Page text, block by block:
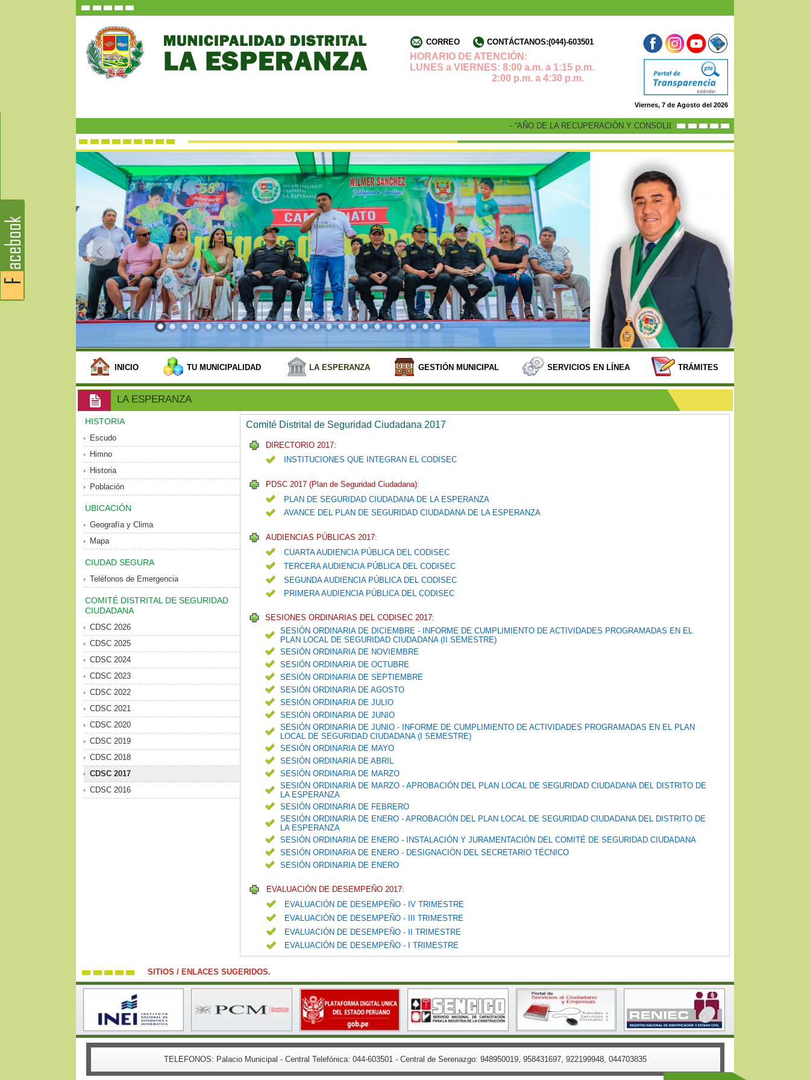
CORREO CONTÁCTANOS:(044)-603501
HORARIO DE ATENCIÓN:
LUNES a VIERNES: 8:00 a.m. a 1:15 p.m.
2:00 p.m. a 4:30 p.m.
Viernes, 7 de Agosto del 2026
- “AÑO DE LA RECUPERACIÓN Y CONSOLIDACIÓN DE LA ECONOMÍA PERUANA”
INICIO TU MUNICIPALIDAD LA ESPERANZA GESTIÓN MUNICIPAL SERVICIOS EN LÍNEA TRÁMITES
LA ESPERANZA
HISTORIA
Escudo
Himno
Historia
Población
UBICACIÓN
Geografía y Clima
Mapa
CIUDAD SEGURA
Teléfonos de Emergencia
COMITÉ DISTRITAL DE SEGURIDAD
CIUDADANA
CDSC 2026
CDSC 2025
CDSC 2024
CDSC 2023
CDSC 2022
CDSC 2021
CDSC 2020
CDSC 2019
CDSC 2018
CDSC 2017
CDSC 2016
Comité Distrital de Seguridad Ciudadana 2017
DIRECTORIO 2017:
INSTITUCIONES QUE INTEGRAN EL CODISEC
PDSC 2017 (Plan de Seguridad Ciudadana):
PLAN DE SEGURIDAD CIUDADANA DE LA ESPERANZA
AVANCE DEL PLAN DE SEGURIDAD CIUDADANA DE LA ESPERANZA
AUDIENCIAS PÚBLICAS 2017:
CUARTA AUDIENCIA PÚBLICA DEL CODISEC
TERCERA AUDIENCIA PÚBLICA DEL CODISEC
SEGUNDA AUDIENCIA PÚBLICA DEL CODISEC
PRIMERA AUDIENCIA PÚBLICA DEL CODISEC
SESIONES ORDINARIAS DEL CODISEC 2017:
SESIÓN ORDINARIA DE DICIEMBRE - INFORME DE CUMPLIMIENTO DE ACTIVIDADES PROGRAMADAS EN EL
PLAN LOCAL DE SEGURIDAD CIUDADANA (II SEMESTRE)
SESIÓN ORDINARIA DE NOVIEMBRE
SESIÓN ORDINARIA DE OCTUBRE
SESIÓN ORDINARIA DE SEPTIEMBRE
SESIÓN ORDINARIA DE AGOSTO
SESIÓN ORDINARIA DE JULIO
SESIÓN ORDINARIA DE JUNIO
SESIÓN ORDINARIA DE JUNIO - INFORME DE CUMPLIMIENTO DE ACTIVIDADES PROGRAMADAS EN EL PLAN
LOCAL DE SEGURIDAD CIUDADANA (I SEMESTRE)
SESIÓN ORDINARIA DE MAYO
SESIÓN ORDINARIA DE ABRIL
SESIÓN ORDINARIA DE MARZO
SESIÓN ORDINARIA DE MARZO - APROBACIÓN DEL PLAN LOCAL DE SEGURIDAD CIUDADANA DEL DISTRITO DE
LA ESPERANZA
SESIÓN ORDINARIA DE FEBRERO
SESIÓN ORDINARIA DE ENERO - APROBACIÓN DEL PLAN LOCAL DE SEGURIDAD CIUDADANA DEL DISTRITO DE
LA ESPERANZA
SESIÓN ORDINARIA DE ENERO - INSTALACIÓN Y JURAMENTACIÓN DEL COMITÉ DE SEGURIDAD CIUDADANA
SESIÓN ORDINARIA DE ENERO - DESIGNACIÓN DEL SECRETARIO TÉCNICO
SESIÓN ORDINARIA DE ENERO
EVALUACIÓN DE DESEMPEÑO 2017:
EVALUACIÓN DE DESEMPEÑO - IV TRIMESTRE
EVALUACIÓN DE DESEMPEÑO - III TRIMESTRE
EVALUACIÓN DE DESEMPEÑO - II TRIMESTRE
EVALUACIÓN DE DESEMPEÑO - I TRIMESTRE
SITIOS / ENLACES SUGERIDOS.
TELEFONOS: Palacio Municipal - Central Telefónica: 044-603501 - Central de Serenazgo: 948950019, 958431697, 922199948, 044703835